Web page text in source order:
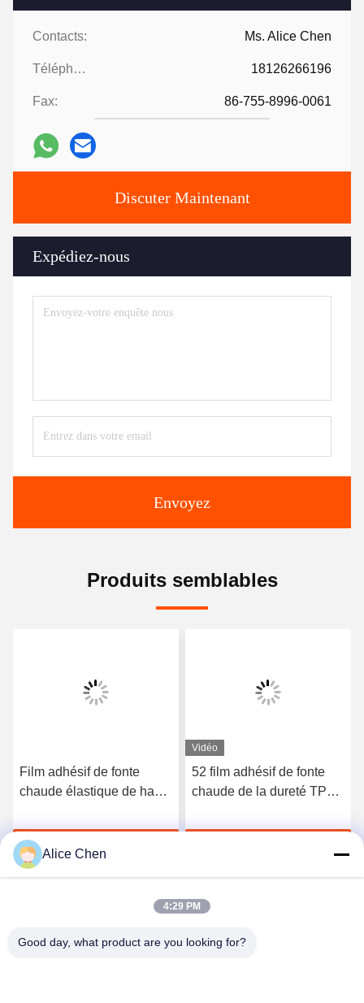
Contacts: Ms. Alice Chen
Téléphone: 18126266196
Fax: 86-755-8996-0061
Discuter Maintenant
Expédiez-nous
Envoyez
Produits semblables
Film adhésif de fonte
chaude élastique de haute
3412
Discuter Maintenant
Vidéo
52 film adhésif de fonte
chaude de la dureté TPU
vêtements sans couture
Alice Chen
4:29 PM
Good day, what product are you looking for?